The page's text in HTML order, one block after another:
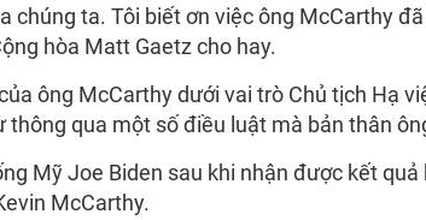
chúng ta. Tôi biết ơn việc ông McCarthy
hòa Matt Gaetz cho hay.
ông McCarthy dưới vai trò Chủ tịch Hạ
thông qua một số điều luật mà bản thân
Mỹ Joe Biden sau khi nhận được kết
McCarthy.